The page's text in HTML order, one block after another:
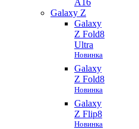
A16
Galaxy Z
Galaxy
Z Fold8
Ultra
Новинка
Galaxy
Z Fold8
Новинка
Galaxy
Z Flip8
Новинка